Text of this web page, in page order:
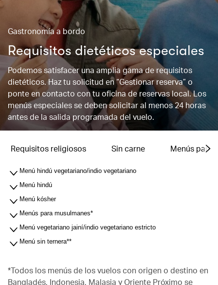
Gastronomía a bordo
Requisitos dietéticos especiales
Podemos satisfacer una amplia gama de requisitos
dietéticos. Haz tu solicitud en “Gestionar reserva” o
ponte en contacto con tu oficina de reservas local. Los
menús especiales se deben solicitar al menos 24 horas
antes de la salida programada del vuelo.
Requisitos religiosos Sin carne Menús para
Menú hindú vegetariano/indio vegetariano
Menú hindú
Menú kósher
Menús para musulmanes*
Menú vegetariano jainí/indio vegetariano estricto
Menú sin ternera**
*Todos los menús de los vuelos con origen o destino en
Bangladés, Indonesia, Malasia y Oriente Próximo se